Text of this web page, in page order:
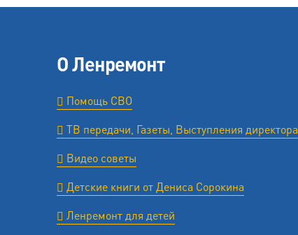
О Ленремонт
Помощь СВО
ТВ передачи, Газеты, Выступления директора
Видео советы
Детские книги от Дениса Сорокина
Ленремонт для детей